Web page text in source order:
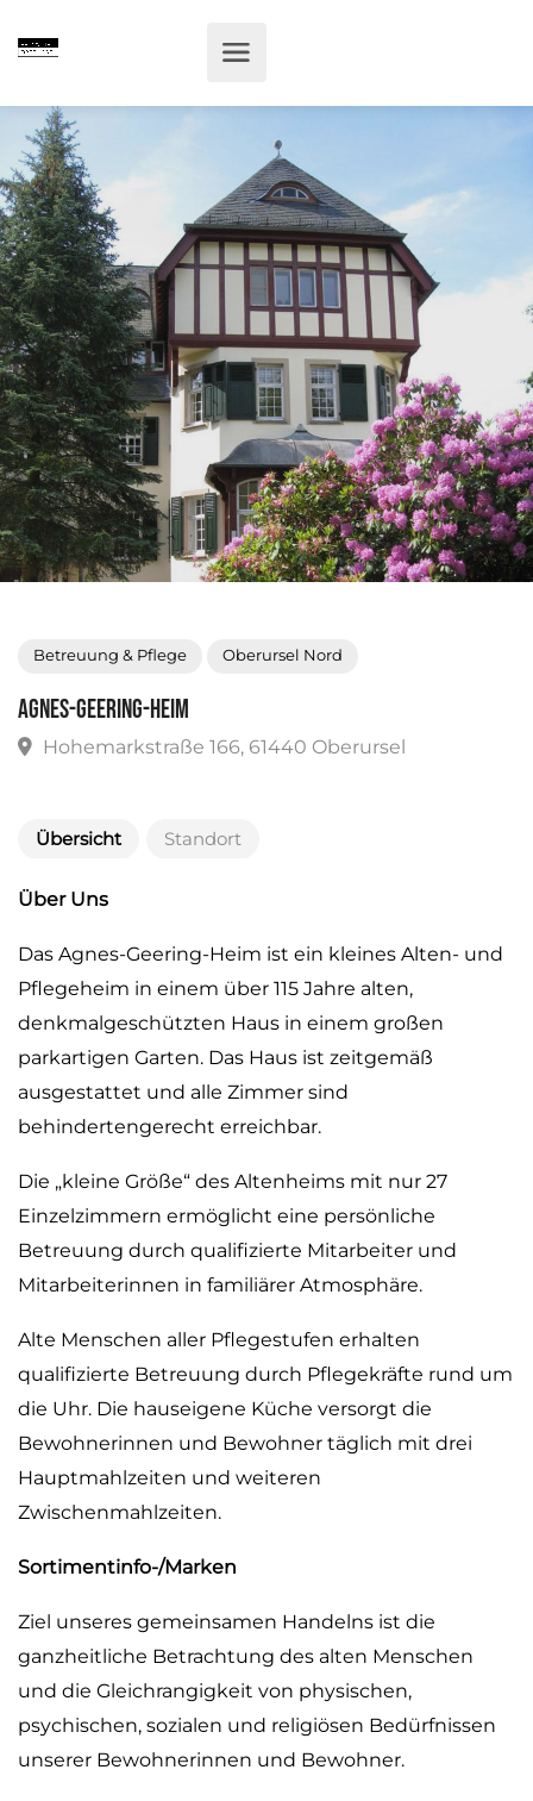
Betreuung & Pflege
Übersicht Standort
Über Uns
Das Agnes-Geering-Heim ist ein kleines Alten- und
Pflegeheim in einem über 115 Jahre alten,
denkmalgeschützten Haus in einem großen
parkartigen Garten. Das Haus ist zeitgemäß
ausgestattet und alle Zimmer sind
behindertengerecht erreichbar.
Die „kleine Größe“ des Altenheims mit nur 27
Einzelzimmern ermöglicht eine persönliche
Betreuung durch qualifizierte Mitarbeiter und
Mitarbeiterinnen in familiärer Atmosphäre.
Alte Menschen aller Pflegestufen erhalten
qualifizierte Betreuung durch Pflegekräfte rund um
die Uhr. Die hauseigene Küche versorgt die
Bewohnerinnen und Bewohner täglich mit drei
Hauptmahlzeiten und weiteren
Zwischenmahlzeiten.
Sortimentinfo-/Marken
Ziel unseres gemeinsamen Handelns ist die
ganzheitliche Betrachtung des alten Menschen
und die Gleichrangigkeit von physischen,
psychischen, sozialen und religiösen Bedürfnissen
unserer Bewohnerinnen und Bewohner.